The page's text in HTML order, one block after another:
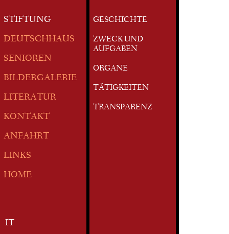
STIFTUNG
DEUTSCHHAUS
SENIOREN
BILDERGALERIE
LITERATUR
KONTAKT
ANFAHRT
LINKS
HOME
IT
GESCHICHTE
ZWECK UND
AUFGABEN
ORGANE
TÄTIGKEITEN
TRANSPARENZ